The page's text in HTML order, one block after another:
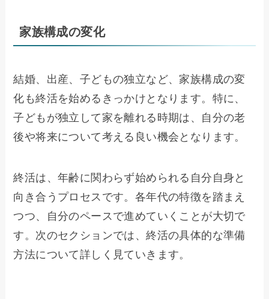
家族構成の変化
結婚、出産、子どもの独立など、家族構成の変
化も終活を始めるきっかけとなります。特に、
子どもが独立して家を離れる時期は、自分の老
後や将来について考える良い機会となります。
終活は、年齢に関わらず始められる自分自身と
向き合うプロセスです。各年代の特徴を踏まえ
つつ、自分のペースで進めていくことが大切で
す。次のセクションでは、終活の具体的な準備
方法について詳しく見ていきます。